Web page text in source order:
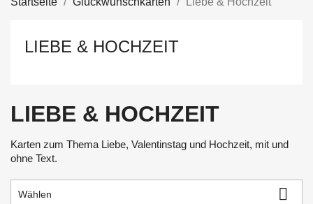
LIEBE & HOCHZEIT
LIEBE & HOCHZEIT
Karten zum Thema Liebe, Valentinstag und Hochzeit, mit und
ohne Text.
Wählen 